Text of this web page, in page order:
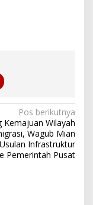
Pos berikutnya
Kemajuan Wilayah
Wagub Mian
Infrastruktur
Pemerintah Pusat